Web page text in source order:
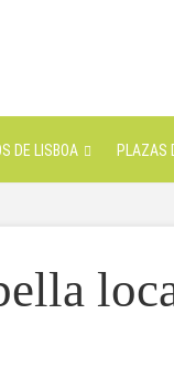
DE LISBOA PLAZAS